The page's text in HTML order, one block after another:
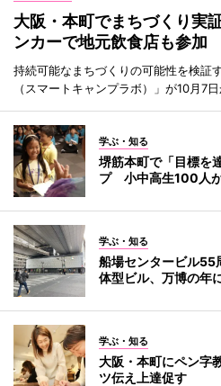
大阪・本町でまちづくり
ンカーで地元飲食店も参加
持続可能なまちづくりの可能性を検証
（スマートキャンプラボ）」が10月7
学ぶ・知る
堺筋本町で「目標を
プ 小中高生100人
学ぶ・知る
船場センタービル
体型ビル、万博の年
学ぶ・知る
大阪・本町にペン
ツ伝え上達促す